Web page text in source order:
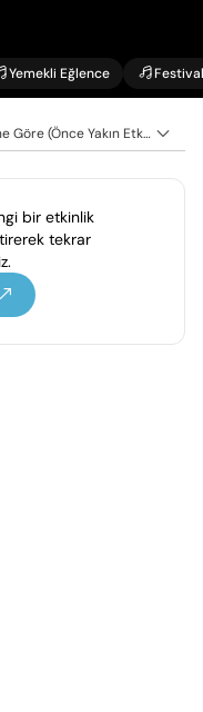
Yemekli Eğlence Festival
Tarihe Göre (Önce Yakın Etkinlikler)
bir etkinlik
tekrar